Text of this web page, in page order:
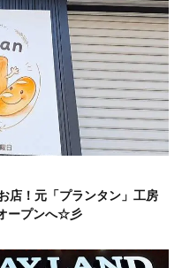
店！元「プランタン」工房
ープンへ☆彡